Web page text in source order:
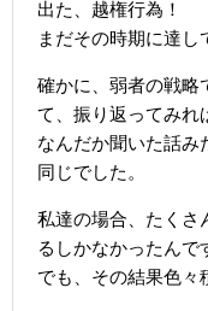
出た、越権行為！
まだその時期に達し
確かに、弱者の戦略
て、振り返ってみれ
なんだか聞いた話み
同じでした。
私達の場合、たくさ
るしかなかったんで
でも、その結果色々